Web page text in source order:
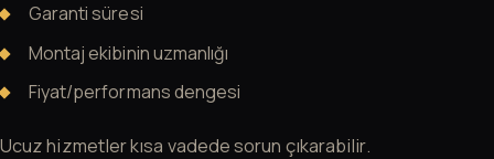
Garanti süresi
Montaj ekibinin uzmanlığı
Fiyat/performans dengesi
Ucuz hizmetler kısa vadede sorun çıkarabilir.